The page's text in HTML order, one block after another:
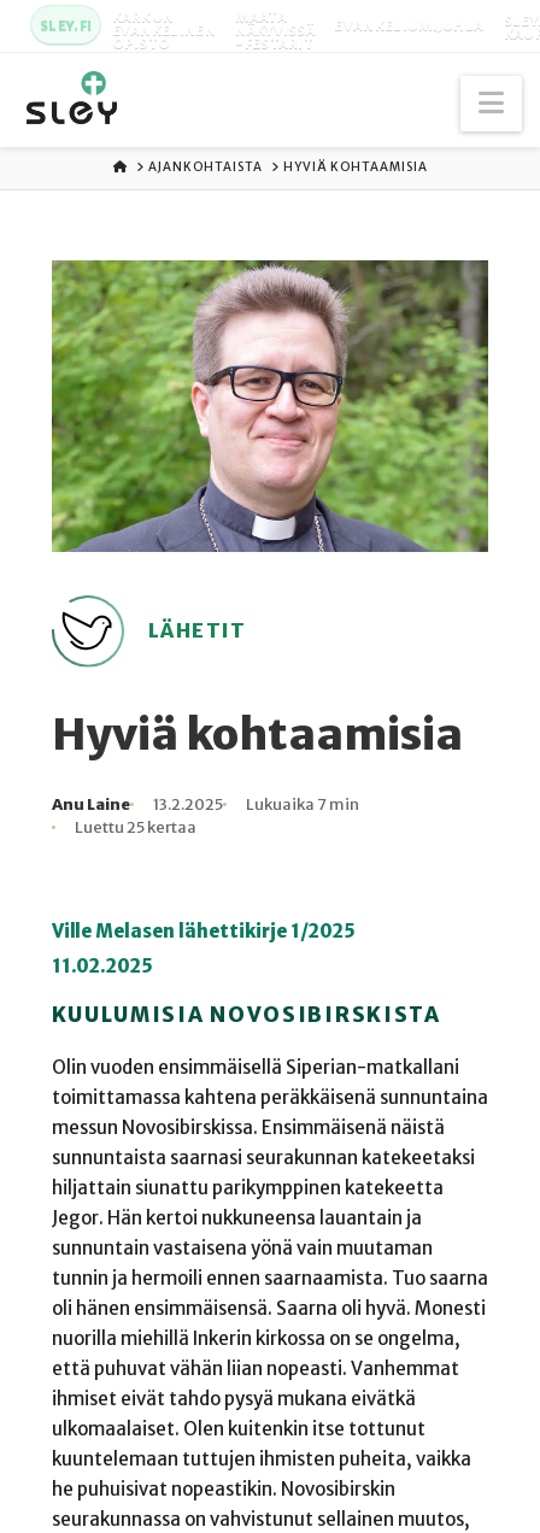
SLEY.FI KARKUN
EVANKELINEN
OPISTO
MAATA
NÄKYVISSÄ
-FESTARIT
EVANKELIUMIJUHLA
ETUSIVU
AJANKOHTAISTA HYVIÄ KOHTAAMISIA
LÄHETIT
Hyviä kohtaamisia
Kirjoittaja
Anu Laine
Julkaistu
13.2.2025
Lukuaika
Lukuaika 7 min
Lukukertoja
Luettu 25 kertaa
Ville Melasen lähettikirje 1/2025
11.02.2025
KUULUMISIA NOVOSIBIRSKISTA
Olin vuoden ensimmäisellä Siperian-matkallani
toimittamassa kahtena peräkkäisenä sunnuntaina
messun Novosibirskissa. Ensimmäisenä näistä
sunnuntaista saarnasi seurakunnan katekeetaksi
hiljattain siunattu parikymppinen katekeetta
Jegor. Hän kertoi nukkuneensa lauantain ja
sunnuntain vastaisena yönä vain muutaman
tunnin ja hermoili ennen saarnaamista. Tuo saarna
oli hänen ensimmäisensä. Saarna oli hyvä. Monesti
nuorilla miehillä Inkerin kirkossa on se ongelma,
että puhuvat vähän liian nopeasti. Vanhemmat
ihmiset eivät tahdo pysyä mukana eivätkä
ulkomaalaiset. Olen kuitenkin itse tottunut
kuuntelemaan tuttujen ihmisten puheita, vaikka
he puhuisivat nopeastikin. Novosibirskin
seurakunnassa on vahvistunut sellainen muutos,